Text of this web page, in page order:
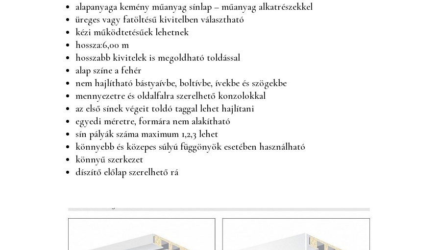
alapanyaga kemény műanyag sínlap – műanyag alkatrészekkel
üreges vagy fatöltésű kivitelben választható
kézi működtetésűek lehetnek
hossza:6,00 m
hosszabb kivitelek is megoldható toldással
alap színe a fehér
nem hajlítható bástyaívbe, boltívbe, ívekbe és szögekbe
mennyezetre és oldalfalra szerelhető konzolokkal
az első sínek végeit toldó taggal lehet hajlítani
egyedi méretre, formára nem alakítható
sín pályák száma maximum 1,2,3 lehet
könnyebb és közepes súlyú függönyök esetében használható
könnyű szerkezet
díszítő előlap szerelhető rá